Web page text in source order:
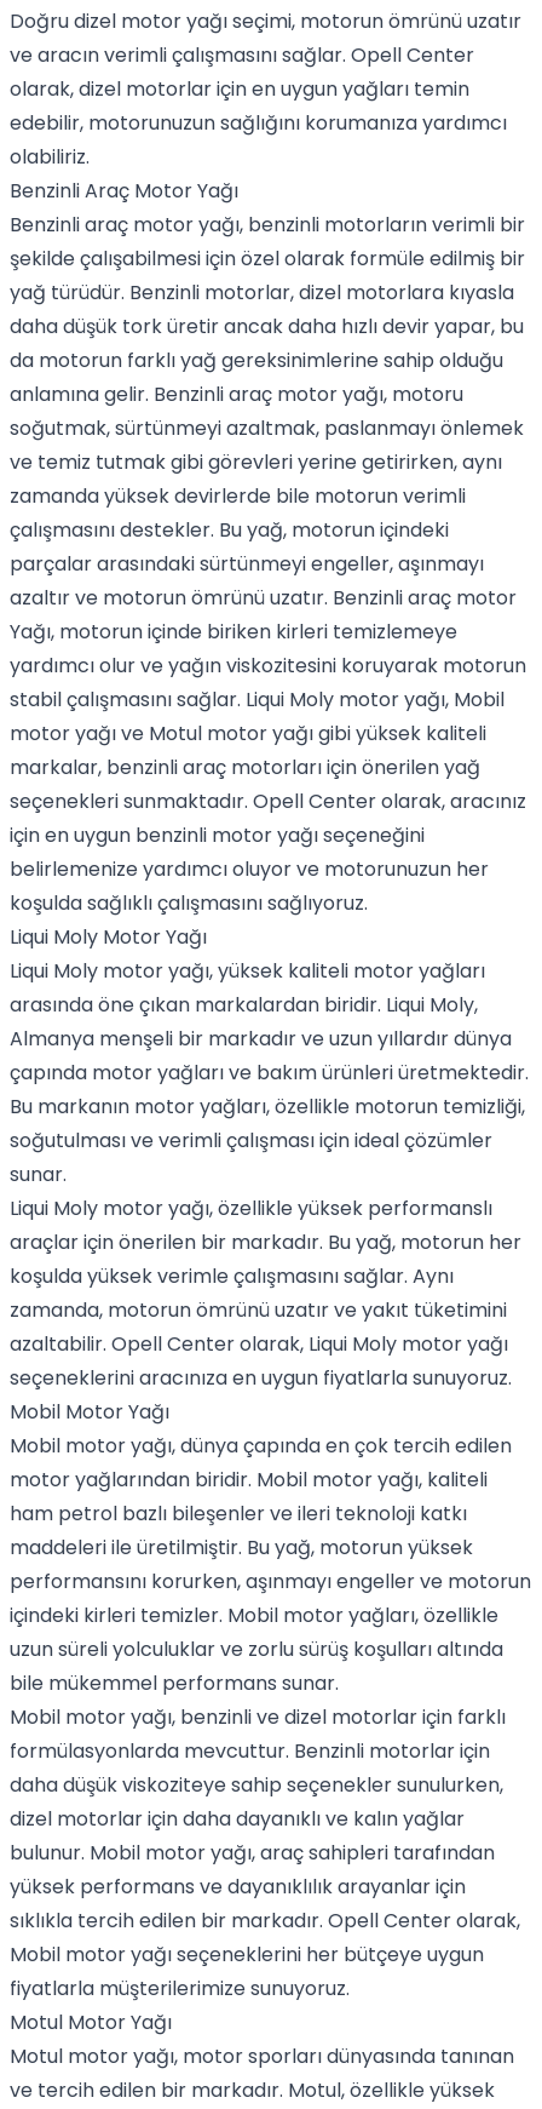
Doğru dizel motor yağı seçimi, motorun ömrünü uzatır
ve aracın verimli çalışmasını sağlar. Opell Center
olarak, dizel motorlar için en uygun yağları temin
edebilir, motorunuzun sağlığını korumanıza yardımcı
olabiliriz.
Benzinli Araç Motor Yağı
Benzinli araç motor yağı, benzinli motorların verimli bir
şekilde çalışabilmesi için özel olarak formüle edilmiş bir
yağ türüdür. Benzinli motorlar, dizel motorlara kıyasla
daha düşük tork üretir ancak daha hızlı devir yapar, bu
da motorun farklı yağ gereksinimlerine sahip olduğu
anlamına gelir. Benzinli araç motor yağı, motoru
soğutmak, sürtünmeyi azaltmak, paslanmayı önlemek
ve temiz tutmak gibi görevleri yerine getirirken, aynı
zamanda yüksek devirlerde bile motorun verimli
çalışmasını destekler. Bu yağ, motorun içindeki
parçalar arasındaki sürtünmeyi engeller, aşınmayı
azaltır ve motorun ömrünü uzatır. Benzinli araç motor
Yağı, motorun içinde biriken kirleri temizlemeye
yardımcı olur ve yağın viskozitesini koruyarak motorun
stabil çalışmasını sağlar. Liqui Moly motor yağı, Mobil
motor yağıve Motul motor yağıgibi yüksek kaliteli
markalar, benzinli araç motorları için önerilen yağ
seçenekleri sunmaktadır. Opell Center olarak, aracınız
için en uygun benzinli motor yağıseçeneğini
belirlemenize yardımcı oluyor ve motorunuzun her
koşulda sağlıklı çalışmasını sağlıyoruz.
Liqui Moly Motor Yağı
Liqui Moly motor yağı, yüksek kaliteli motor yağları
arasında öne çıkan markalardan biridir. Liqui Moly,
Almanya menşeli bir markadır ve uzun yıllardır dünya
çapında motor yağları ve bakım ürünleri üretmektedir.
Bu markanın motor yağları, özellikle motorun temizliği,
soğutulması ve verimli çalışması için ideal çözümler
sunar.
Liqui Moly motor yağı, özellikle yüksek performanslı
araçlar için önerilen bir markadır. Bu yağ, motorun her
koşulda yüksek verimle çalışmasını sağlar. Aynı
zamanda, motorun ömrünü uzatır ve yakıt tüketimini
azaltabilir. Opell Center olarak, Liqui Moly motor yağı
seçeneklerini aracınıza en uygun fiyatlarla sunuyoruz.
Mobil Motor Yağı
Mobil motor yağı, dünya çapında en çok tercih edilen
motor yağlarından biridir. Mobil motor yağı, kaliteli
ham petrol bazlı bileşenler ve ileri teknoloji katkı
maddeleri ile üretilmiştir. Bu yağ, motorun yüksek
performansını korurken, aşınmayı engeller ve motorun
içindeki kirleri temizler. Mobil motor yağları, özellikle
uzun süreli yolculuklar ve zorlu sürüş koşulları altında
bile mükemmel performans sunar.
Mobil motor yağı, benzinli ve dizel motorlar için farklı
formülasyonlarda mevcuttur. Benzinli motorlar için
daha düşük viskoziteye sahip seçenekler sunulurken,
dizel motorlar için daha dayanıklı ve kalın yağlar
bulunur. Mobil motor yağı, araç sahipleri tarafından
yüksek performans ve dayanıklılık arayanlar için
sıklıkla tercih edilen bir markadır. Opell Center olarak,
Mobil motor yağıseçeneklerini her bütçeye uygun
fiyatlarla müşterilerimize sunuyoruz.
Motul Motor Yağı
Motul motor yağı, motor sporları dünyasında tanınan
ve tercih edilen bir markadır. Motul, özellikle yüksek